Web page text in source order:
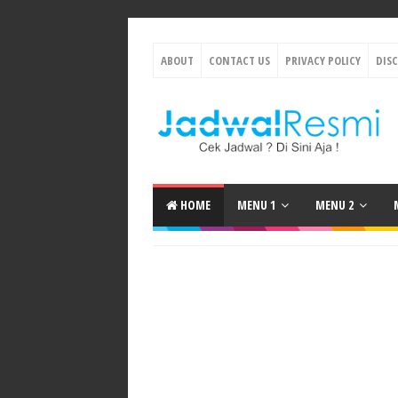
ABOUT CONTACT US PRIVACY POLICY
HOME MENU 1 MENU 2